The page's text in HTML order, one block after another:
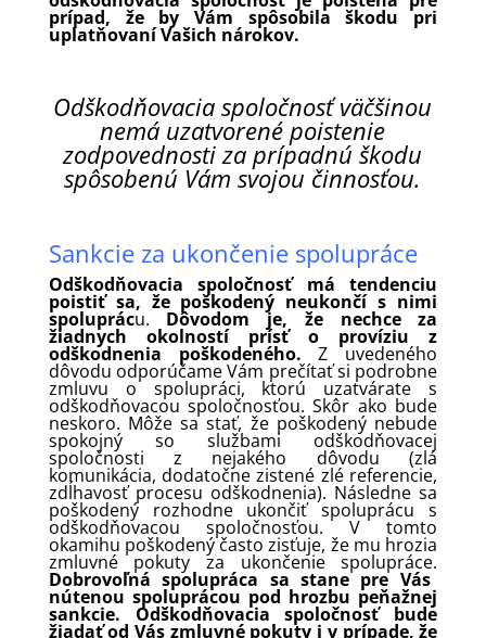
prípad, že by Vám spôsobila škodu pri
uplatňovaní Vašich nárokov.
Odškodňovacia spoločnosť väčšinou
nemá uzatvorené poistenie
zodpovednosti za prípadnú škodu
spôsobenú Vám svojou činnosťou.
Sankcie za ukončenie spolupráce
Odškodňovacia spoločnosť má tendenciu
poistiť sa, že poškodený neukončí s nimi
spoluprácu. Dôvodom je, že nechce za
žiadnych okolností prísť o províziu z
odškodnenia poškodeného. Z uvedeného
dôvodu odporúčame Vám prečítať si podrobne
zmluvu o spolupráci, ktorú uzatvárate s
odškodňovacou spoločnosťou. Skôr ako bude
neskoro. Môže sa stať, že poškodený nebude
spokojný so službami odškodňovacej
spoločnosti z nejakého dôvodu (zlá
komunikácia, dodatočne zistené zlé referencie,
zdĺhavosť procesu odškodnenia). Následne sa
poškodený rozhodne ukončiť spoluprácu s
odškodňovacou spoločnosťou. V tomto
okamihu poškodený často zisťuje, že mu hrozia
zmluvné pokuty za ukončenie spolupráce.
Dobrovoľná spolupráca sa stane pre Vás
nútenou spoluprácou pod hrozbu peňažnej
sankcie. Odškodňovacia spoločnosť bude
žiadať od Vás zmluvné pokuty i v prípade, že